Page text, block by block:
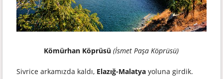
Kömürhan Köprüsü (İsmet Paşa Köprüsü)
Sivrice arkamızda kaldı, Elazığ-Malatya yoluna girdik.